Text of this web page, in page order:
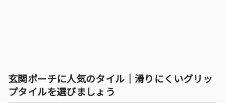
玄関ポーチに人気のタイル ｜ 滑りにくいグリッ
プタイルを選びましょう